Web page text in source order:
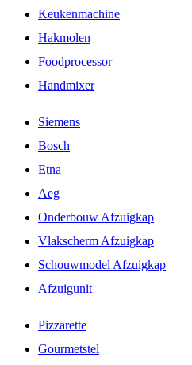
Keukenmachine
Hakmolen
Foodprocessor
Handmixer
Siemens
Bosch
Etna
Aeg
Onderbouw Afzuigkap
Vlakscherm Afzuigkap
Schouwmodel Afzuigkap
Afzuigunit
Pizzarette
Gourmetstel